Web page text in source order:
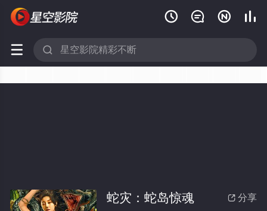
   
 
 分享
蛇灾：蛇岛惊魂